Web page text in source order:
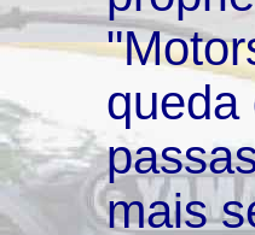
queda
mais